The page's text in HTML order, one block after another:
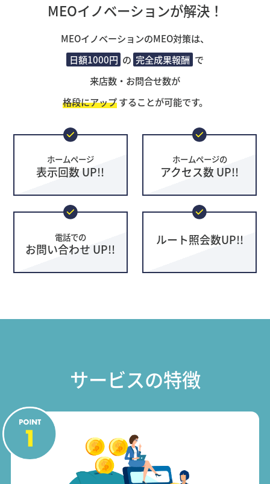
MEOイノベーションが解決！
MEOイノベーションのMEO対策は、
日額1000円 の 完全成果報酬 で
来店数・お問合せ数が
格段にアップすることが可能です。
ホームページ
表示回数 UP!!
ホームページの
アクセス数 UP!!
電話での
お問い合わせ UP!!
ルート照会数UP!!
サービスの特徴